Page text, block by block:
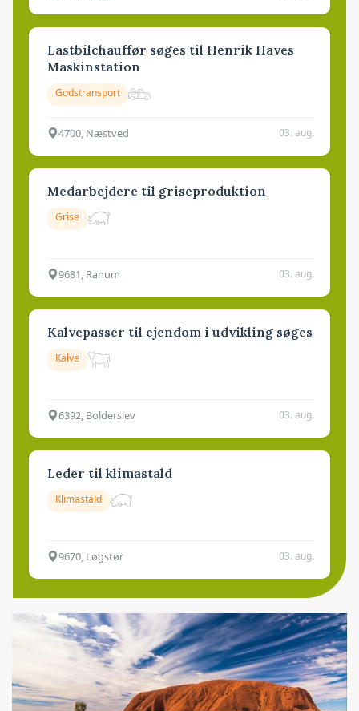
Lastbilchauffør søges til Henrik Haves
Maskinstation
Godstransport
4700, Næstved 03. aug.
Medarbejdere til griseproduktion
Grise
9681, Ranum 03. aug.
Kalvepasser til ejendom i udvikling søges
Kalve
6392, Bolderslev 03. aug.
Leder til klimastald
Klimastald
9670, Løgstør 03. aug.